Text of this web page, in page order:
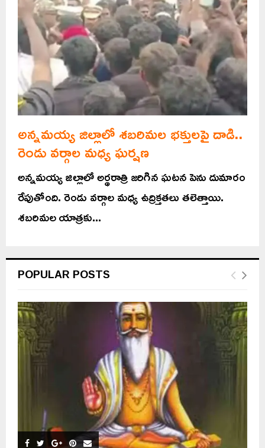
అన్నమయ్య జిల్లాలో శబరిమల భక్తులపై దాడి..
రెండు వర్గాల మధ్య ఘర్షణ
అన్నమయ్య జిల్లాలో అర్థరాత్రి జరిగిన ఘటన పెను దుమారం
రేపుతోంది. రెండు వర్గాల మధ్య ఉద్రిక్తతలు తలెత్తాయి.
శబరిమల యాత్రకు...
POPULAR POSTS